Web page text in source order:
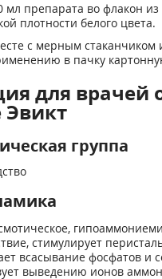
мл препарата во флакон из
плотности белого цвета.
с мерным стаканчиком
в пачку
для врачей
Эвикт
группа
стимулирует
всасывание фосфатов и
выведению ионов